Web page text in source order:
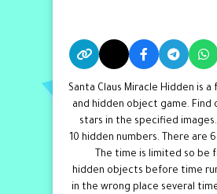
Santa Claus Miracle Hidden is a
and hidden object game. Find
stars in the specified images.
10 hidden numbers. There are
The time is limited so be
hidden objects before time
in the wrong place several